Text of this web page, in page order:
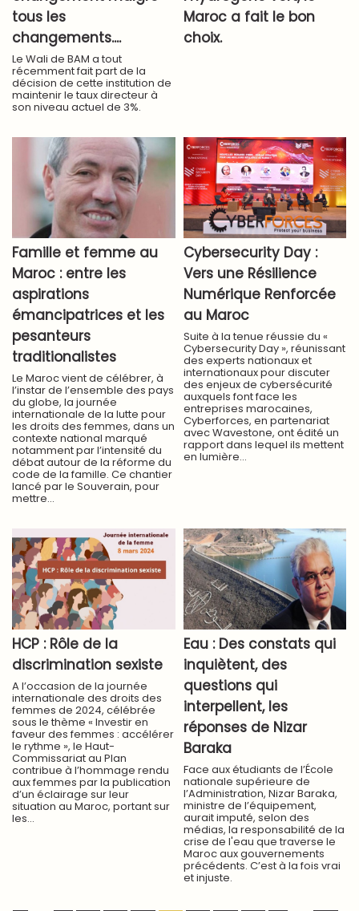
tous les
changements....
Le Wali de BAM a tout
récemment fait part de la
décision de cette institution de
maintenir le taux directeur à
son niveau actuel de 3%.
Maroc a fait le bon
choix.
Famille et femme au
Maroc : entre les
aspirations
émancipatrices et les
pesanteurs
traditionalistes
Le Maroc vient de célébrer, à
l’instar de l’ensemble des pays
du globe, la journée
internationale de la lutte pour
les droits des femmes, dans un
contexte national marqué
notamment par l’intensité du
débat autour de la réforme du
code de la famille. Ce chantier
lancé par le Souverain, pour
mettre...
Cybersecurity Day :
Vers une Résilience
Numérique Renforcée
au Maroc
Suite à la tenue réussie du «
Cybersecurity Day », réunissant
des experts nationaux et
internationaux pour discuter
des enjeux de cybersécurité
auxquels font face les
entreprises marocaines,
Cyberforces, en partenariat
avec Wavestone, ont édité un
rapport dans lequel ils mettent
en lumière...
HCP : Rôle de la
discrimination sexiste
A l’occasion de la journée
internationale des droits des
femmes de 2024, célébrée
sous le thème « Investir en
faveur des femmes : accélérer
le rythme », le Haut-
Commissariat au Plan
contribue à l’hommage rendu
aux femmes par la publication
d’un éclairage sur leur
situation au Maroc, portant sur
les...
Eau : Des constats qui
inquiètent, des
questions qui
interpellent, les
réponses de Nizar
Baraka
Face aux étudiants de l’École
nationale supérieure de
l’Administration, Nizar Baraka,
ministre de l’équipement,
aurait imputé, selon des
médias, la responsabilité de la
crise de l'eau que traverse le
Maroc aux gouvernements
précédents. C’est à la fois vrai
et injuste.